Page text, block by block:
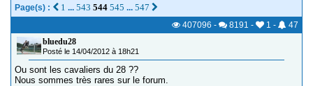
Page(s) : 1 ... 543 544 545 ... 547
407096 - 8191 - 1 -
47
bluedu28
Posté le 14/04/2012 à 18h21
Ou sont les cavaliers du 28 ??
Nous sommes très rares sur le forum.